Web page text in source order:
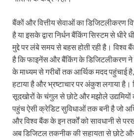
बैंकों और वित्तीय सेवाओं का डिजिटलीकरण
है या इसके द्वारा निर्धन बैंकिंग सिस्टम से धीरे
मुद्दे पर लंबे समय से बहस होती रही है।
है कि फाइनेंस और बैंकिंग के डिजिटलीकरण ने
के माध्यम से गरीबों तक आर्थिक मदद पहुंचाई
हटाया है और भ्रष्टाचार पर अंकुश लगाया
सूदखोरों के चंगुल से छोटे और मझोले उद्यमियों
पहुंच ऐसी क्रेडिट सुविधाओं तक बनी है जो
और विश्व बैंक के इन तर्कों को सावधानी से
अब डिजिटल तकनीक की सहायता से छोटे